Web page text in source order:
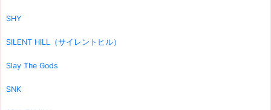
SHY
SILENT HILL（サイレントヒル）
Slay The Gods
SNK